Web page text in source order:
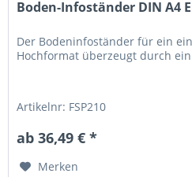
Boden-Infoständer DIN A4
Der Bodeninfoständer für ein
Hochformat überzeugt durch
Artikelnr: FSP210
ab 36,49 € *
Merken